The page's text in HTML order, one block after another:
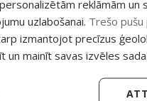
reklāmām
uzlabošanai. Trešo
izmantojot precīzus
un mainīt savas izvēles